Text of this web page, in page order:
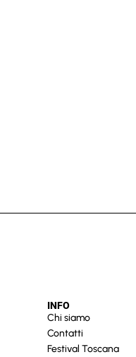
INFO
Chi siamo
Contatti
Festival Toscana